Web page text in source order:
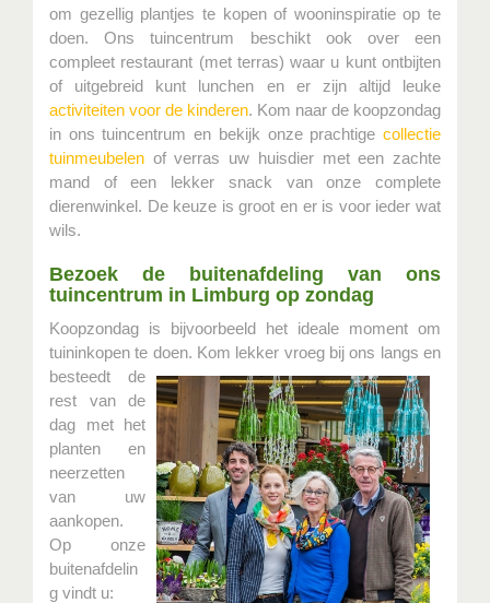
om gezellig plantjes te kopen of wooninspiratie op te
doen. Ons tuincentrum beschikt ook over een
compleet restaurant (met terras) waar u kunt ontbijten
of uitgebreid kunt lunchen en er zijn altijd leuke
activiteiten voor de kinderen. Kom naar de koopzondag
in ons tuincentrum en bekijk onze prachtige collectie
tuinmeubelen of verras uw huisdier met een zachte
mand of een lekker snack van onze complete
dierenwinkel. De keuze is groot en er is voor ieder wat
wils.
Bezoek de buitenafdeling van ons
tuincentrum in Limburg op zondag
Koopzondag is bijvoorbeeld het ideale moment om
tuininkopen te doen. Kom lekker vroeg bij ons langs en
besteedt de
rest van de
dag met het
planten en
neerzetten
van uw
aankopen.
Op onze
buitenafdelin
g vindt u: